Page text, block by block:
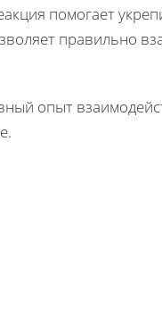
помогает
правильно
опыт